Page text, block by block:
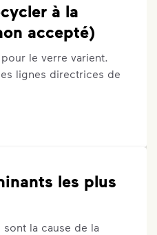
à la
accepté)
le verre varient.
lignes directrices de
les plus
la cause de la